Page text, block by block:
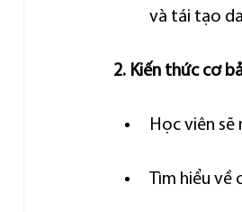
và tái tạo
2. Kiến thức cơ
Học viên sẽ
Tìm hiểu về